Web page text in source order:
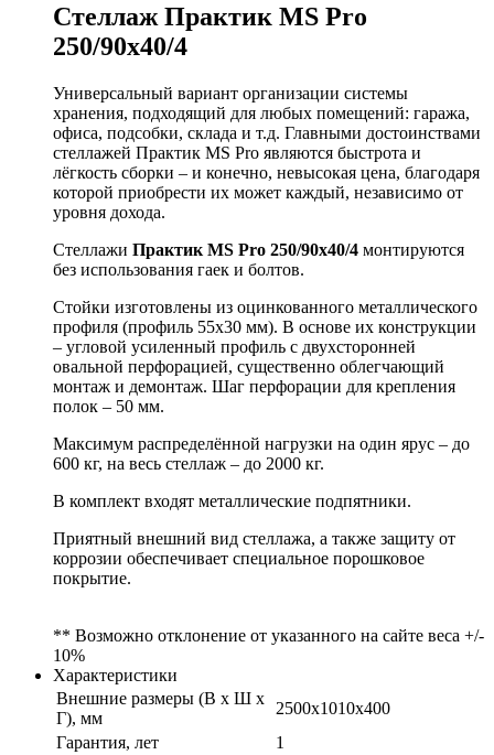
Стеллаж Практик MS Pro
250/90x40/4
Универсальный вариант организации системы
хранения, подходящий для любых помещений: гаража,
офиса, подсобки, склада и т.д. Главными достоинствами
стеллажей Практик MS Pro являются быстрота и
лёгкость сборки – и конечно, невысокая цена, благодаря
которой приобрести их может каждый, независимо от
уровня дохода.
Стеллажи Практик MS Pro 250/90x40/4 монтируются
без использования гаек и болтов.
Стойки изготовлены из оцинкованного металлического
профиля (профиль 55х30 мм). В основе их конструкции
– угловой усиленный профиль с двухсторонней
овальной перфорацией, существенно облегчающий
монтаж и демонтаж. Шаг перфорации для крепления
полок – 50 мм.
Максимум распределённой нагрузки на один ярус – до
600 кг, на весь стеллаж – до 2000 кг.
В комплект входят металлические подпятники.
Приятный внешний вид стеллажа, а также защиту от
коррозии обеспечивает специальное порошковое
покрытие.
** Возможно отклонение от указанного на сайте веса +/-
10%
Характеристики
Внешние размеры (В х Ш х
Г), мм
2500x1010x400
Гарантия, лет
1